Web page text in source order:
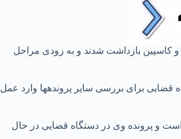
بازداشت شدند و به زودی مراحل
وی تصریح کرد: باتوجه به اینکه در حال حاضر پرونده موسسه ثامن‎الحجج در دادگاه در حال بررسی است قطعا بعد از اتمام این پرونده دستگاه قضایی برای بررسی سایر پرونده‎ها وارد عمل
و پرونده وی در دستگاه قضایی در حال